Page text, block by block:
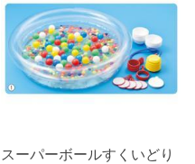
スーパーボールすくいどり